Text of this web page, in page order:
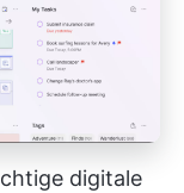
digitale